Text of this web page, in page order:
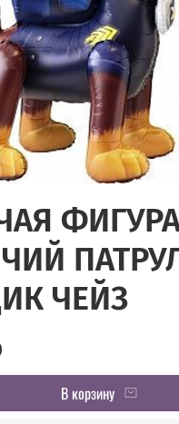
ЧЕЙЗ
В корзину